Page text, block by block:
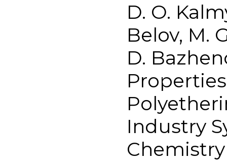
D. O.
Belov, M.
D.
Industry
Chemistry